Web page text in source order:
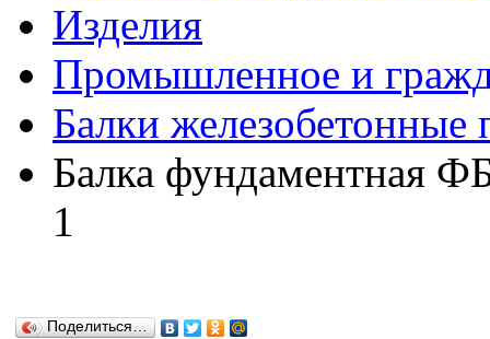
Изделия
Промышленное и
Балки
Балка фундаментная
1
Поделиться…